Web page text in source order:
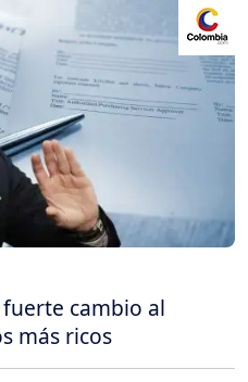
cambio al
más ricos